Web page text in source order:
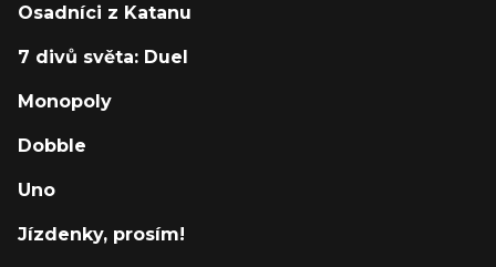
Osadníci z Katanu
7 divů světa: Duel
Monopoly
Dobble
Uno
Jízdenky, prosím!